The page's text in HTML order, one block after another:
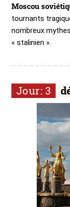
Moscou
tournants
nombreux
« stalinien ».
Jour: 3